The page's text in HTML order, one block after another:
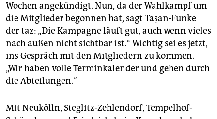
Wochen angekündigt. Nun, da der Wahlkampf um
die Mitglieder begonnen hat, sagt Taşan-Funke
der taz: „Die Kampagne läuft gut, auch wenn vieles
nach außen nicht sichtbar ist.“ Wichtig sei es jetzt,
ins Gespräch mit den Mitgliedern zu kommen.
„Wir haben volle Terminkalender und gehen durch
die Abteilungen.“
Mit Neukölln, Steglitz-Zehlendorf, Tempelhof-